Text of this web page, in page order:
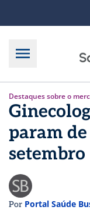
Destaques sobre o
param
setembro
Por Portal Saúde